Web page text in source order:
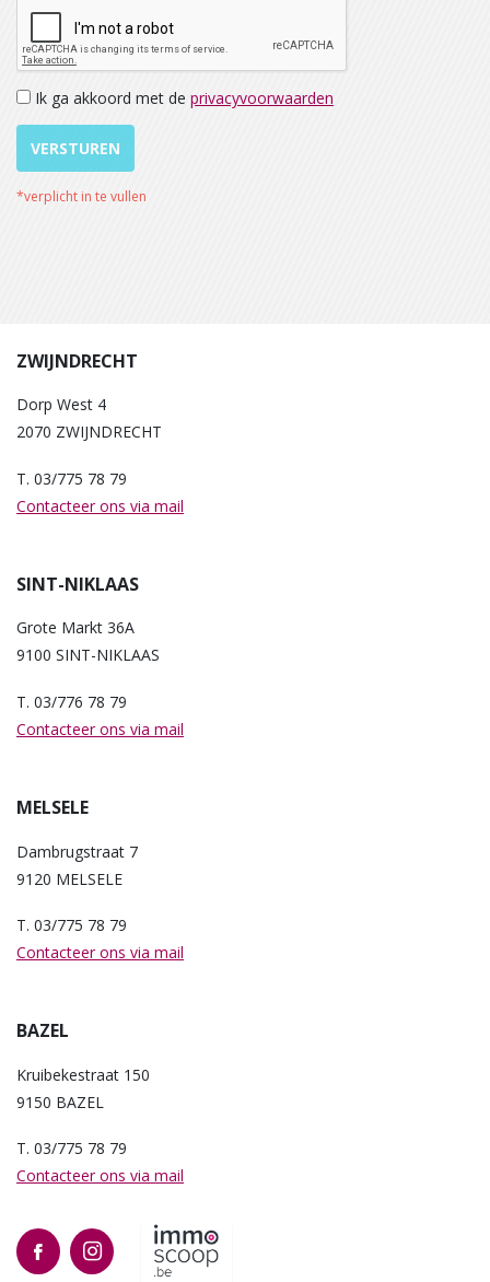
Ik ga akkoord met de privacyvoorwaarden
VERSTUREN
*verplicht in te vullen
ZWIJNDRECHT
Dorp West 4
2070 ZWIJNDRECHT
T. 03/775 78 79
Contacteer ons via mail
SINT-NIKLAAS
Grote Markt 36A
9100 SINT-NIKLAAS
T. 03/776 78 79
Contacteer ons via mail
MELSELE
Dambrugstraat 7
9120 MELSELE
T. 03/775 78 79
Contacteer ons via mail
BAZEL
Kruibekestraat 150
9150 BAZEL
T. 03/775 78 79
Contacteer ons via mail